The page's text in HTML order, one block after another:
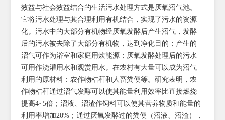
效益与社会效益结合的生活污水处理方式是厌氧沼气池。
它将污水处理与其合理利用有机结合，实现了污水的资源
化。污水中的大部分有机物经厌氧发酵后产生沼气，发酵
后的污水被去除了大部分有机物，达到净化目的；产生的
沼气可作为浴室和家庭用炊能源；厌氧发酵处理后的污水
可用作浇灌用水和观赏用水。在农村有大量可以成为沼气
利用的原材料：农作物秸秆和人畜粪便等。研究表明，农
作物秸秆通过沼气发酵可以使其能量利用效率比直接燃烧
提高4~5倍；沼液、沼渣作饲料可以使其营养物质和能量的
利用率增加20%；通过厌氧发酵过的粪便（沼液、沼渣），